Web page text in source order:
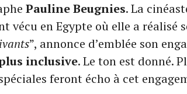
Pauline Beugnies. La
vécu en Egypte où elle a réalisé
”, annonce d’emblée son
inclusive. Le ton est donné.
feront écho à cet